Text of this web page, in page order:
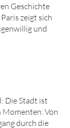
Geschichte
zeigt sich
und
Die Stadt ist
Von
durch die